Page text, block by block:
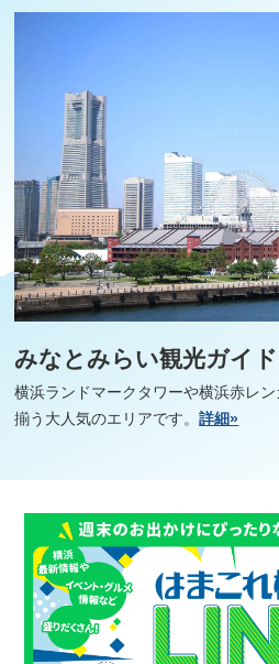
みなとみらい観光ガイド
横浜ランドマークタワーや横浜赤レ
揃う大人気のエリアです。詳細»